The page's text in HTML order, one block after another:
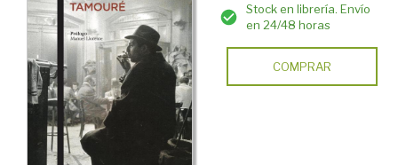
Stock en librería. Envío
en 24/48 horas
COMPRAR